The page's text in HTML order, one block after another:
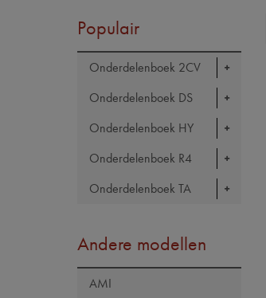
Populair
Onderdelenboek 2CV
Onderdelenboek DS
Onderdelenboek HY
Onderdelenboek R4
Onderdelenboek TA
Andere modellen
AMI